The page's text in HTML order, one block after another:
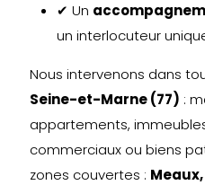
✔ Un
un interlocuteur
Nous intervenons dans
Seine-et-Marne (77) :
appartements,
commerciaux ou biens
zones couvertes :